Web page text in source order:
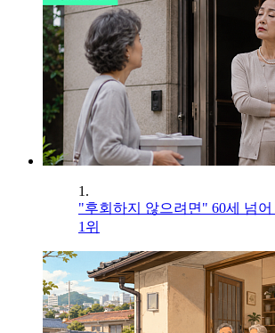
1.
"후회하지 않으려면" 60세 넘
1위